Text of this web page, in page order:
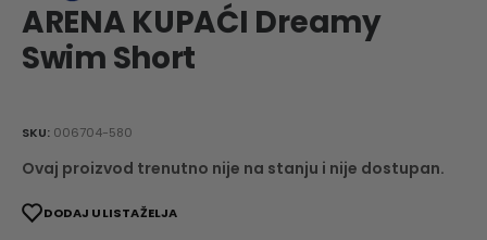
ARENA KUPAĆI Dreamy
Swim Short
SKU: 006704-580
Ovaj proizvod trenutno nije na stanju i nije dostupan.
DODAJ U LISTA ŽELJA